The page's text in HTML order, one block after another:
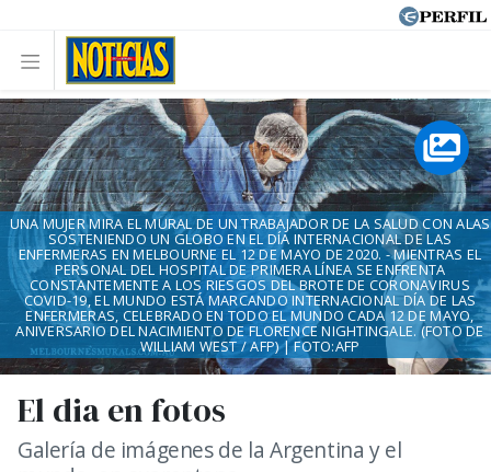
El dia en fotos
Galería de imágenes de la Argentina y el
UNA MUJER MIRA EL MURAL DE UN TRABAJADOR DE LA SALUD CON ALAS
SOSTENIENDO UN GLOBO EN EL DÍA INTERNACIONAL DE LAS
ENFERMERAS EN MELBOURNE EL 12 DE MAYO DE 2020. - MIENTRAS EL
PERSONAL DEL HOSPITAL DE PRIMERA LÍNEA SE ENFRENTA
CONSTANTEMENTE A LOS RIESGOS DEL BROTE DE CORONAVIRUS
COVID-19, EL MUNDO ESTÁ MARCANDO INTERNACIONAL DÍA DE LAS
ENFERMERAS, CELEBRADO EN TODO EL MUNDO CADA 12 DE MAYO,
ANIVERSARIO DEL NACIMIENTO DE FLORENCE NIGHTINGALE. (FOTO DE
WILLIAM WEST / AFP) | FOTO:AFP